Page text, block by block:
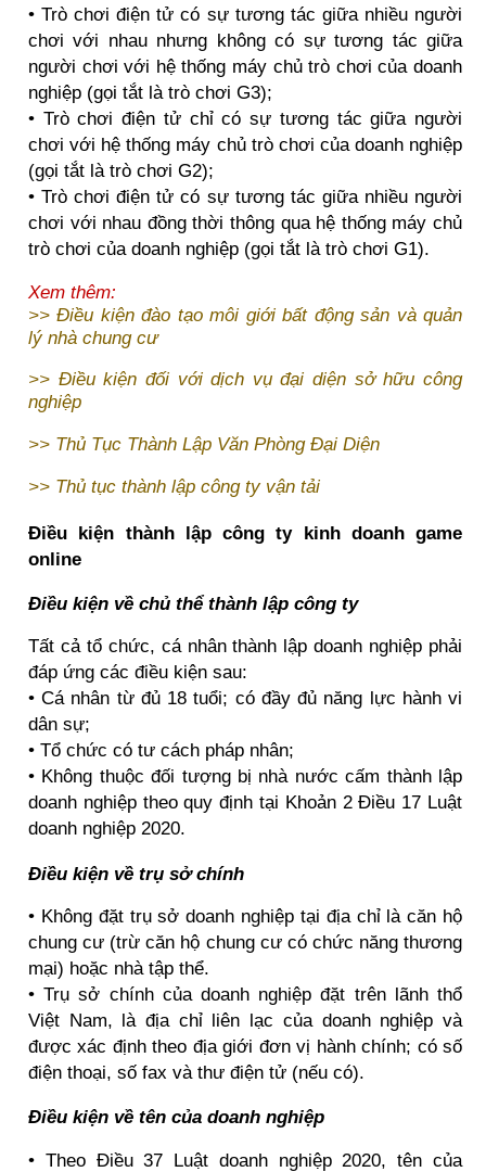
• Trò chơi điện tử có sự tương tác giữa nhiều người
chơi với nhau nhưng không có sự tương tác giữa
người chơi với hệ thống máy chủ trò chơi của doanh
nghiệp (gọi tắt là trò chơi G3);
• Trò chơi điện tử chỉ có sự tương tác giữa người
chơi với hệ thống máy chủ trò chơi của doanh nghiệp
(gọi tắt là trò chơi G2);
• Trò chơi điện tử có sự tương tác giữa nhiều người
chơi với nhau đồng thời thông qua hệ thống máy chủ
trò chơi của doanh nghiệp (gọi tắt là trò chơi G1).
Xem thêm:
>>Điều kiện đào tạo môi giới bất động sản và quản
lý nhà chung cư
>> Điều kiện đối với dịch vụ đại diện sở hữu công
nghiệp
>> Thủ Tục Thành Lập Văn Phòng Đại Diện
>> Thủ tục thành lập công ty vận tải
Điều kiện thành lập công ty kinh doanh game
online
Điều kiện về chủ thể thành lập công ty
Tất cả tổ chức, cá nhân thành lập doanh nghiệp phải
đáp ứng các điều kiện sau:
• Cá nhân từ đủ 18 tuổi; có đầy đủ năng lực hành vi
dân sự;
• Tổ chức có tư cách pháp nhân;
• Không thuộc đối tượng bị nhà nước cấm thành lập
doanh nghiệp theo quy định tại Khoản 2 Điều 17 Luật
doanh nghiệp 2020.
Điều kiện về trụ sở chính
• Không đặt trụ sở doanh nghiệp tại địa chỉ là căn hộ
chung cư (trừ căn hộ chung cư có chức năng thương
mại) hoặc nhà tập thể.
• Trụ sở chính của doanh nghiệp đặt trên lãnh thổ
Việt Nam, là địa chỉ liên lạc của doanh nghiệp và
được xác định theo địa giới đơn vị hành chính; có số
điện thoại, số fax và thư điện tử (nếu có).
Điều kiện về tên của doanh nghiệp
• Theo Điều 37 Luật doanh nghiệp 2020, tên của